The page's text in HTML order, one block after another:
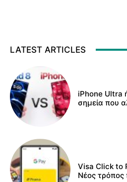
LATEST ARTICLES
iPhone Ultra
σημεία που
Visa Click to
Νέος